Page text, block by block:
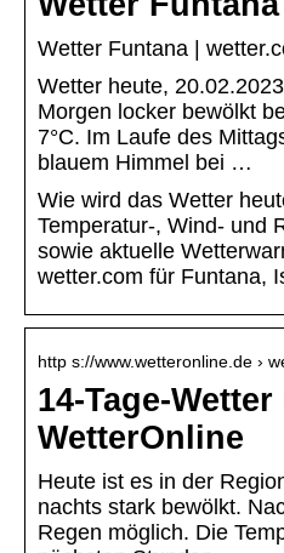
Wetter Funtana |
Wetter heute,
Morgen locker bewölkt
7°C. Im Laufe des
blauem Himmel bei …
Wie wird das Wetter
Temperatur-, Wind- und
sowie aktuelle
wetter.com für Funtana,
http s://www.wetteronline.de ›
14-Tage-
WetterOnline
Heute ist es in der
nachts stark bewölkt.
Regen möglich. Die